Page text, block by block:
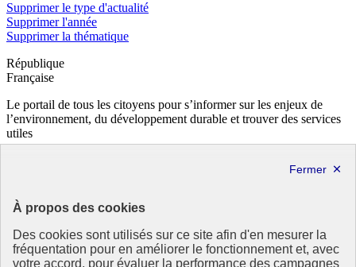
À propos des cookies
Des cookies sont utilisés sur ce site afin d'en mesurer la
fréquentation pour en améliorer le fonctionnement et, avec
votre accord, pour évaluer la performance des campagnes
Supprimer le type d'actualité
Supprimer l'année
Supprimer la thématique
République
Française
Le portail de tous les citoyens pour s’informer sur les enjeux de
l’environnement, du développement durable et trouver des services
utiles
data.gouv.fr- ouvre une nouvelle fenêtre
Partenaire